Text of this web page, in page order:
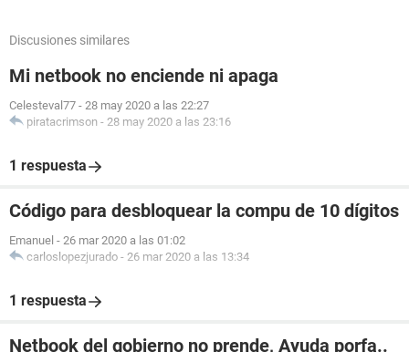
Discusiones similares
Mi netbook no enciende ni apaga
Celesteval77 - 28 may 2020 a las 22:27
piratacrimson - 28 may 2020 a las 23:16
1 respuesta
Código para desbloquear la compu de 10 dígitos
Emanuel - 26 mar 2020 a las 01:02
carloslopezjurado - 26 mar 2020 a las 13:34
1 respuesta
Netbook del gobierno no prende, Ayuda porfa..